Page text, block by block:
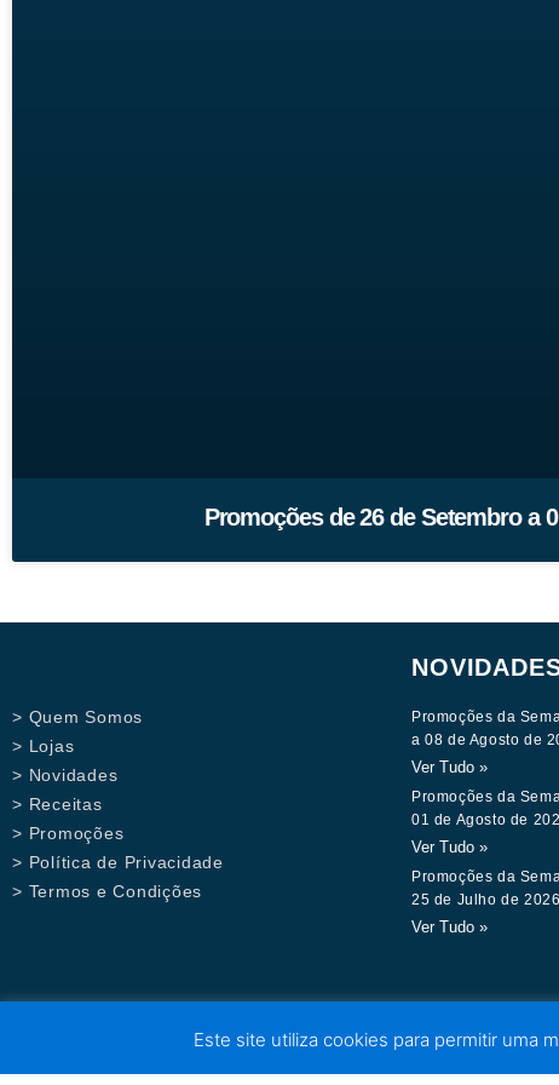
Promoções de 26 de Setembro a
> Quem Somos
> Lojas
> Novidades
> Receitas
> Promoções
> Política de Privacidade
> Termos e Condições
Promoções da
a 08 de Agosto de
Ver Tudo »
Promoções da
01 de Agosto de
Ver Tudo »
Promoções da
25 de Julho de 2026
Ver Tudo »
Este site utiliza cookies para permitir uma